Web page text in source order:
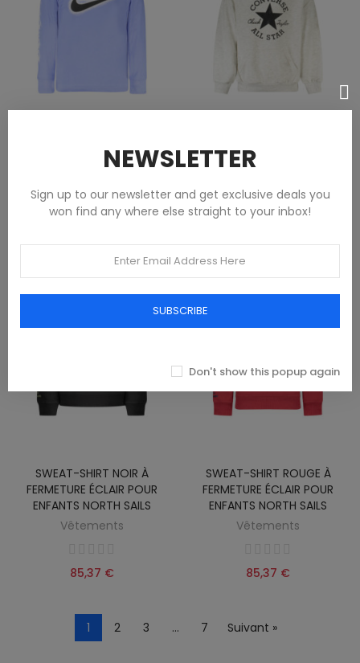
T-SHIRT À MANCHES LONGUES
NIKE POUR ENFANT, BLEU
Sweat-Shirt Zippé Gris
Converse Pour Enfants
SWEAT-SHIRT NOIR À
FERMETURE ÉCLAIR POUR
ENFANTS NORTH SAILS
Vêtements
85,37 €
SWEAT-SHIRT ROUGE À
FERMETURE ÉCLAIR POUR
ENFANTS NORTH SAILS
Vêtements
85,37 €
1 2 3 … 7 Suivant »
NEWSLETTER
Sign up to our newsletter and get exclusive deals you
won find any where else straight to your inbox!
SUBSCRIBE
Don't show this popup again